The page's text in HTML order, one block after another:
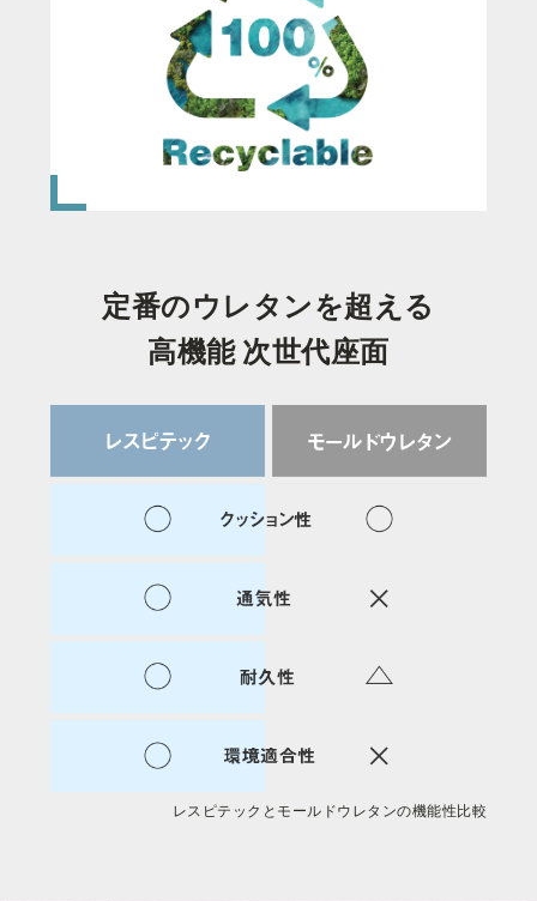
定番のウレタンを超える
⾼機能 次世代座⾯
レスピテックとモールドウレタンの機能性比較